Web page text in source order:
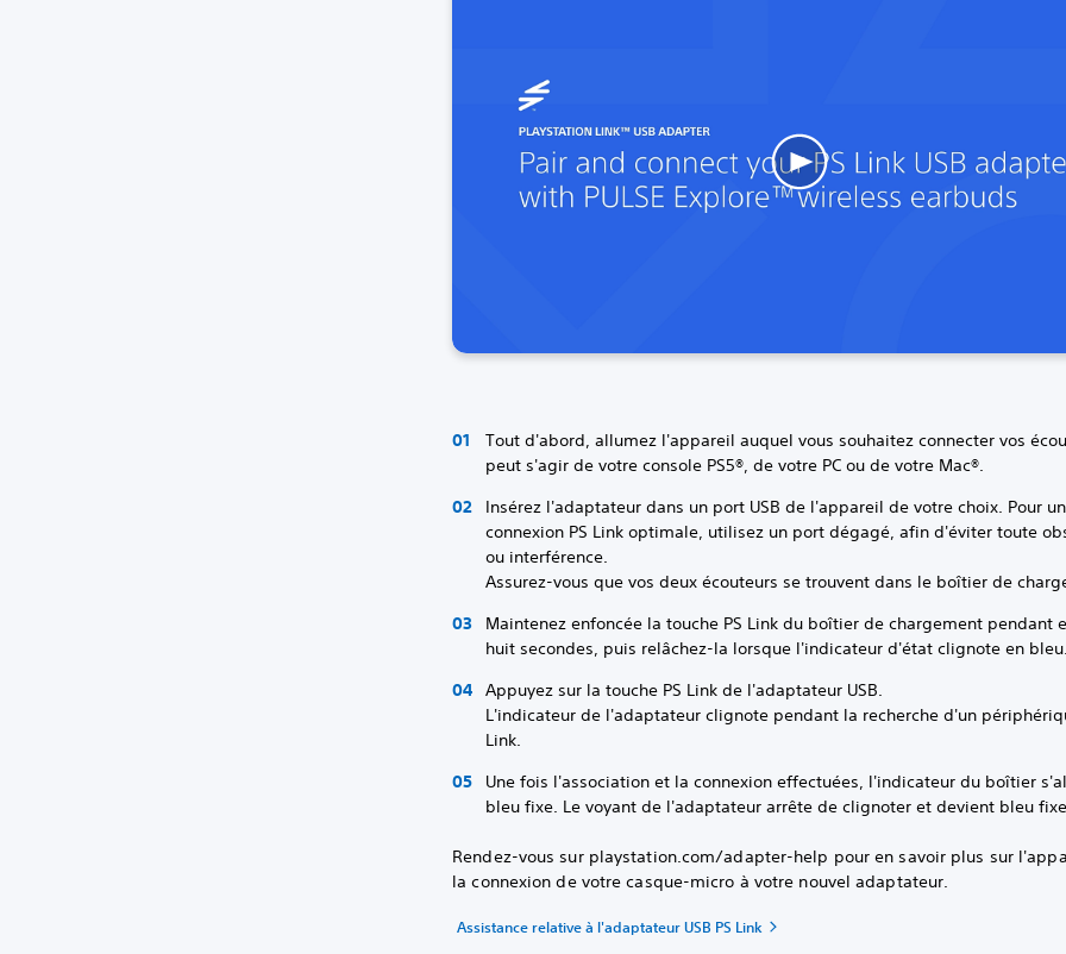
Tout d'abord, allumez l'appareil auquel vous souhaitez connecter vos
peut s'agir de votre console PS5®, de votre PC ou de votre Mac®.
Insérez l'adaptateur dans un port USB de l'appareil de votre choix. Pour
connexion PS Link optimale, utilisez un port dégagé, afin d'éviter toute
ou interférence.
Assurez-vous que vos deux écouteurs se trouvent dans le boîtier de
Maintenez enfoncée la touche PS Link du boîtier de chargement pendant
huit secondes, puis relâchez-la lorsque l'indicateur d'état clignote en
Appuyez sur la touche PS Link de l'adaptateur USB.
L'indicateur de l'adaptateur clignote pendant la recherche d'un
Link.
Une fois l'association et la connexion effectuées, l'indicateur du boîtier
bleu fixe. Le voyant de l'adaptateur arrête de clignoter et devient bleu
Rendez-vous sur playstation.com/adapter-help pour en savoir plus sur
la connexion de votre casque-micro à votre nouvel adaptateur.
Assistance relative à l'adaptateur USB PS Link